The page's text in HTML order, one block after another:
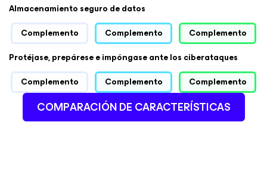
Almacenamiento seguro de datos
Complemento
Complemento
Complemento
Protéjase, prepárese e impóngase ante los ciberataques
Complemento
Complemento Complemento
COMPARACIÓN DE CARACTERÍSTICAS